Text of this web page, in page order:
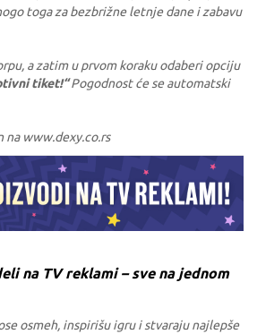
toga za bezbrižne letnje dane i zabavu
a zatim u prvom koraku odaberi opciju
tiket!“Pogodnost će se automatski
na www.dexy.co.rs
na TV reklami – sve na jednom
osmeh, inspirišu igru i stvaraju najlepše